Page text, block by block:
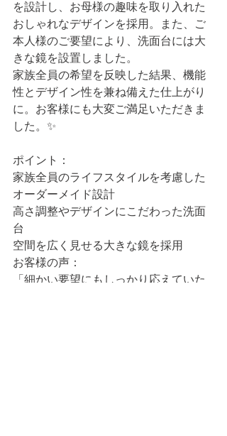
を設計し、お母様の趣味を取り入れた
おしゃれなデザインを採用。また、ご
本人様のご要望により、洗面台には大
きな鏡を設置しました。
家族全員の希望を反映した結果、機能
性とデザイン性を兼ね備えた仕上がり
に。お客様にも大変ご満足いただきま
した。✨
ポイント：
家族全員のライフスタイルを考慮した
オーダーメイド設計
高さ調整やデザインにこだわった洗面
台
空間を広く見せる大きな鏡を採用
お客様の声：
「細かい要望にもしっかり応えていた